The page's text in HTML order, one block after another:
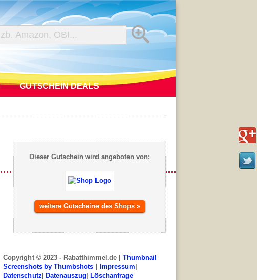
GUTSCHEIN DEALS
Dieser Gutschein wird angeboten von:
weitere Gutscheine des Shops »
Copyright © 2023 - Rabatthimmel.de | Thumbnail
Screenshots by Thumbshots
Impressum
Datenschutz
Datenauszug Löschanfrage